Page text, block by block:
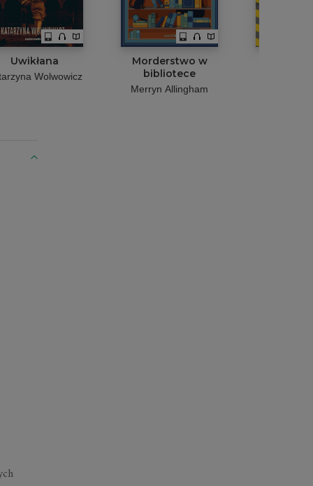
Uwikłana
Wolwowicz
Morderstwo w
bibliotece
Merryn Allingham